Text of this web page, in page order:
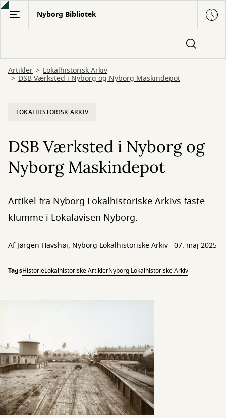
Gå
hovedindhold
Nyborg Bibliotek
Artikler Lokalhistorisk Arkiv
DSB Værksted i Nyborg og Nyborg Maskindepot
LOKALHISTORISK ARKIV
DSB Værksted i Nyborg og
Nyborg Maskindepot
Artikel fra Nyborg Lokalhistoriske Arkivs faste
klumme i Lokalavisen Nyborg.
Af Jørgen Havshøi, Nyborg Lokalhistoriske Arkiv 07. maj 2025
TagsHistorieLokalhistoriske ArtiklerNyborg Lokalhistoriske Arkiv